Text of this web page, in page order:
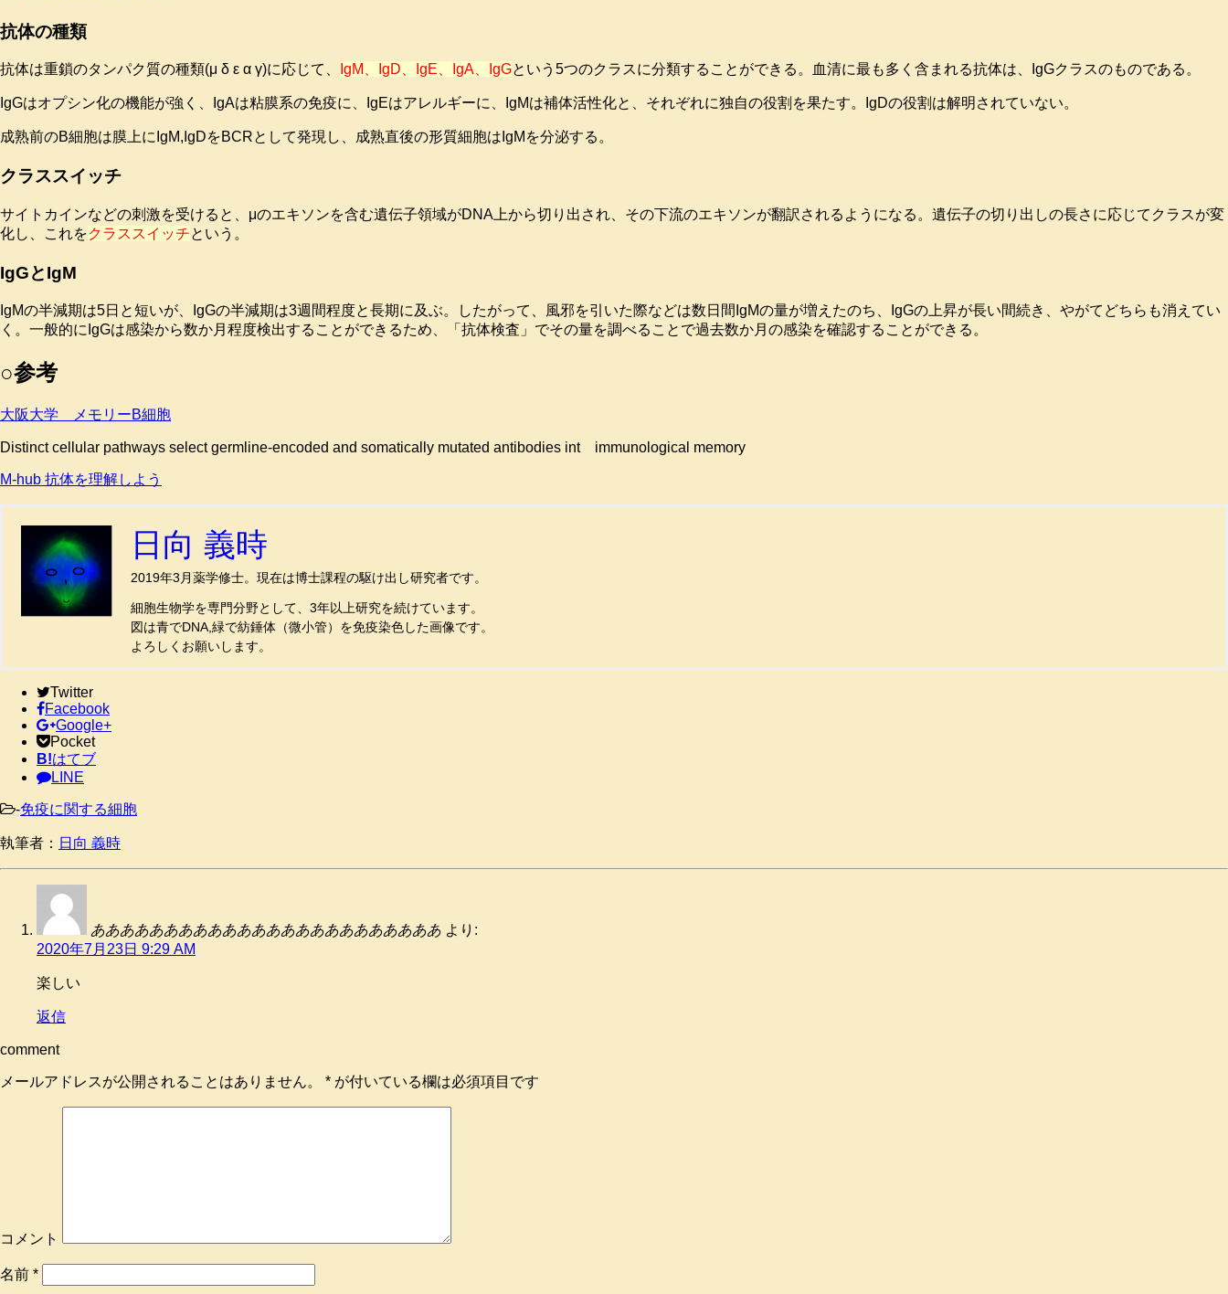
抗体の種類
抗体は重鎖のタンパク質の種類(μ δ ε α γ)に応じて、 IgM、IgD、IgE、IgA、IgGという5つのクラスに分類することができる。血清に最も多く含まれる抗体は、IgGクラスのものである。
IgGはオプシン化の機能が強く、IgAは粘膜系の免疫に、IgEはアレルギーに、IgMは補体活性化と、それぞれに独自の役割を果たす。IgDの役割は解明されていない。
成熟前のB細胞は膜上にIgM,IgDをBCRとして発現し、成熟直後の形質細胞はIgMを分泌する。
クラススイッチ
サイトカインなどの刺激を受けると、μのエキソンを含む遺伝子領域がDNA上から切り出され、その下流のエキソンが翻訳されるようになる。遺伝子の切り出しの長さに応じてクラスが変
化し、これをクラススイッチという。
IgGとIgM
IgMの半減期は5日と短いが、IgGの半減期は3週間程度と長期に及ぶ。したがって、風邪を引いた際などは数日間IgMの量が増えたのち、IgGの上昇が長い間続き、やがてどちらも消えてい
く。一般的にIgGは感染から数か月程度検出することができるため、「抗体検査」でその量を調べることで過去数か月の感染を確認することができる。
○参考
大阪大学 メモリーB細胞
Distinct cellular pathways select germline-encoded and somatically mutated antibodies int immunological memory
M-hub 抗体を理解しよう
日向 義時
2019年3月薬学修士。現在は博士課程の駆け出し研究者です。
細胞生物学を専門分野として、3年以上研究を続けています。
図は青でDNA,緑で紡錘体（微小管）を免疫染色した画像です。
よろしくお願いします。
Twitter
Facebook
Google+
Pocket
B!はてブ
LINE
-免疫に関する細胞
執筆者： 日向 義時
ああああああああああああああああああああああああ より:
2020年7月23日 9:29 AM
楽しい
返信
comment
メールアドレスが公開されることはありません。 * が付いている欄は必須項目です
コメント
名前 *